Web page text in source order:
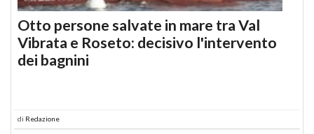
Otto persone salvate in mare tra Val
Vibrata e Roseto: decisivo l'intervento
dei bagnini
di Redazione